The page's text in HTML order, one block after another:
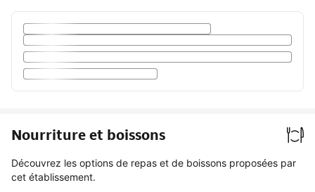
Nourriture et boissons
Découvrez les options de repas et de boissons proposées par
cet établissement.